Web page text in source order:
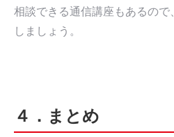
相談できる通信講座もあるの
しましょう。
４．まとめ